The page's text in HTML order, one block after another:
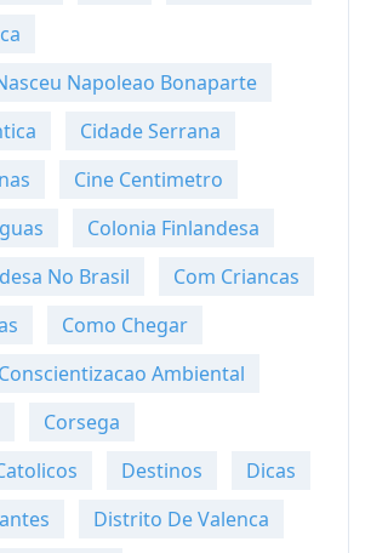
Napoleao Bonaparte
Cidade Serrana
Cine Centimetro
Colonia Finlandesa
No Brasil
Com Criancas
Como Chegar
Conscientizacao Ambiental
Corsega
Destinos
Dicas
Distrito De Valenca